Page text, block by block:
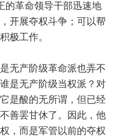
的革命领导干部迅速地
开展夺权斗争；可以帮
极工作。
无产阶级革命派也弄不
是无产阶级当权派？对
是酸的无所谓，但已经
善罢甘休了。因此，他
，而是军管以前的夺权